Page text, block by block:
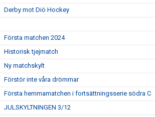
Derby mot Diö Hockey
Första matchen 2024
Historisk tjejmatch
Ny matchskylt
Förstör inte våra drömmar
Första hemmamatchen i fortsättningsserie södra C
JULSKYLTNINGEN 3/12